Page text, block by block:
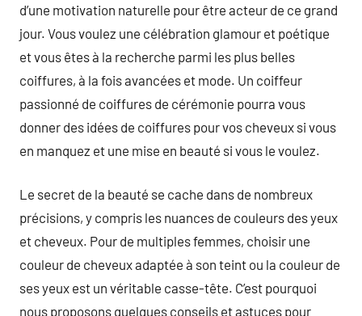
d’une motivation naturelle pour être acteur de ce grand
jour. Vous voulez une célébration glamour et poétique
et vous êtes à la recherche parmi les plus belles
coiffures, à la fois avancées et mode. Un coiffeur
passionné de coiffures de cérémonie pourra vous
donner des idées de coiffures pour vos cheveux si vous
en manquez et une mise en beauté si vous le voulez.
Le secret de la beauté se cache dans de nombreux
précisions, y compris les nuances de couleurs des yeux
et cheveux. Pour de multiples femmes, choisir une
couleur de cheveux adaptée à son teint ou la couleur de
ses yeux est un véritable casse-tête. C’est pourquoi
nous proposons quelques conseils et astuces pour